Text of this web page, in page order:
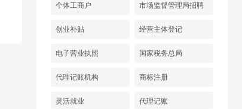
个体工商户 市场监督管理局招聘
创业补贴 经营主体登记
电子营业执照 国家税务总局
代理记账机构 商标注册
灵活就业 代理记账